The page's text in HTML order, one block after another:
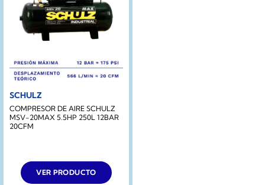
SCHULZ
COMPRESOR DE AIRE SCHULZ
MSV-20MAX 5.5HP 250L 12BAR
20CFM
VER PRODUCTO